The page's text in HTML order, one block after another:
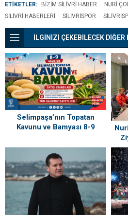
ETİKETLER: BIZIM SILIVRI HABER NURI
SILIVRI HABERLERI
SILIVRISPOR
İLGİNİZİ ÇEKEBİLECEK DİĞER
Selimpaşa’nın Topatan
Kavunu ve Bamyası 8-9
Buluşuyor